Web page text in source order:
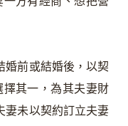
婚前或結婚後，以契
其一，為其夫妻財
妻未以契約訂立夫妻